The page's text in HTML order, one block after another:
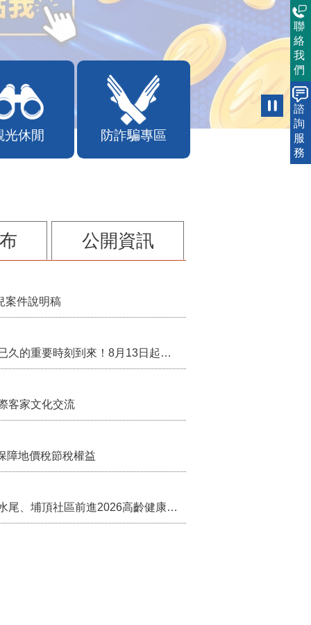
光休閒 防詐騙專區
公開資訊
案件說明稿
行政院核定西拉雅族為平埔原住民族群 盼望已久的重要時刻到來！8月13日起受理民族成員名冊登記
客家文化交流
障地價稅節稅權益
苗栗農村綠色照顧成果登上全國舞台！ 後龍水尾、埔頂社區前進2026高齡健康產業博覽會
聯
絡
我
們
諮
詢
服
務